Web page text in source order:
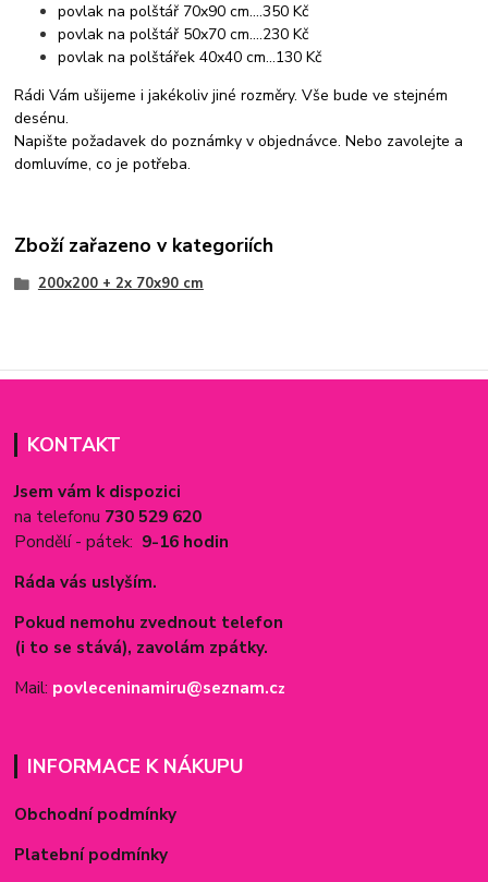
povlak na polštář 70x90 cm....350 Kč
povlak na polštář 50x70 cm....230 Kč
povlak na polštářek 40x40 cm...130 Kč
Rádi Vám ušijeme i jakékoliv jiné rozměry. Vše bude ve stejném
desénu.
Napište požadavek do poznámky v objednávce. Nebo zavolejte a
domluvíme, co je potřeba.
Zboží zařazeno v kategoriích
200x200 + 2x 70x90 cm
KONTAKT
Jsem vám k dispozici
na telefonu 730 529 620
Pondělí - pátek: 9-16 hodin
Ráda vás uslyším.
Pokud nemohu zvednout telefon
(i to se stává), zavolám zpátky.
Mail: povleceninamiru@seznam.cz
INFORMACE K NÁKUPU
Obchodní podmínky
Platební podmínky